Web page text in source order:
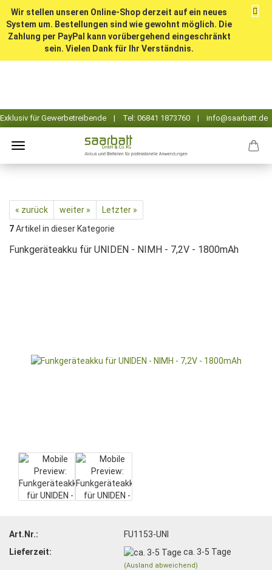
Wir stellen unseren Online-Shop derzeit auf ein neues
System um. Bestellungen sind wie gewohnt möglich. Die
Zahlung per PayPal kann vorübergehend eingeschränkt
sein. Vielen Dank für Ihr Verständnis.
« zurück weiter »
Letzter »
7Artikel in dieser Kategorie
Funkgeräteakku für UNIDEN - NIMH - 7,2V - 1800mAh
Art.Nr.:
FU1153-UNI
Lieferzeit:
ca. 3-5 Tage
(Ausland abweichend)